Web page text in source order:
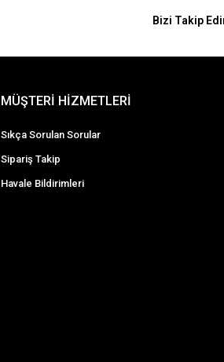
Bizi Takip
MÜŞTERİ HİZMETLERİ
Sıkça Sorulan Sorular
Sipariş Takip
Havale Bildirimleri